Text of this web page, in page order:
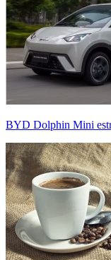
BYD Dolphin Mini